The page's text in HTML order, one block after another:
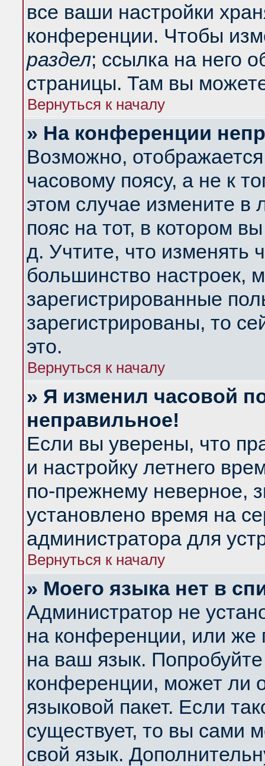
все ваши настройки
конференции. Чтобы
раздел; ссылка на него
страницы. Там вы
Вернуться к началу
» На конференции
Возможно,
часовому поясу, а не к
этом случае измените в
пояс на тот, в котором
д. Учтите, что изменять
большинство настроек,
зарегистрированные
зарегистрированы, то
это.
Вернуться к началу
» Я изменил часовой
неправильное!
Если вы уверены, что
и настройку летнего
по-прежнему неверное,
установлено время на
администратора для
Вернуться к началу
» Моего языка нет в
Администратор не
на конференции, или же
на ваш язык.
конференции, может ли
языковой пакет. Если
существует, то вы сами
свой язык.